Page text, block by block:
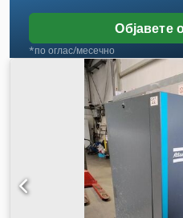
Објавете
*по оглас/месечно